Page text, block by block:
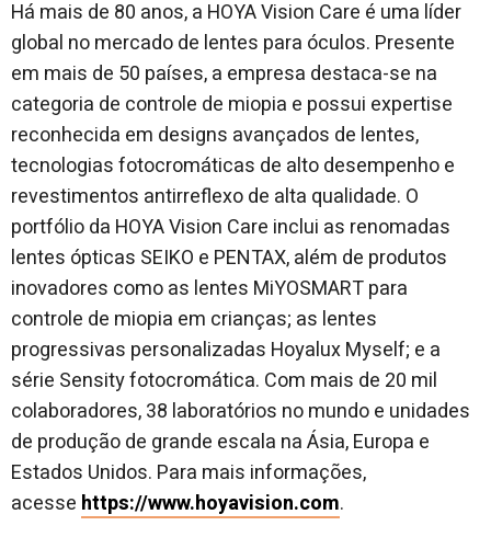
Há mais de 80 anos, a HOYA Vision Care é uma líder
global no mercado de lentes para óculos. Presente
em mais de 50 países, a empresa destaca-se na
categoria de controle de miopia e possui expertise
reconhecida em designs avançados de lentes,
tecnologias fotocromáticas de alto desempenho e
revestimentos antirreflexo de alta qualidade. O
portfólio da HOYA Vision Care inclui as renomadas
lentes ópticas SEIKO e PENTAX, além de produtos
inovadores como as lentes MiYOSMART para
controle de miopia em crianças; as lentes
progressivas personalizadas Hoyalux Myself; e a
série Sensity fotocromática. Com mais de 20 mil
colaboradores, 38 laboratórios no mundo e unidades
de produção de grande escala na Ásia, Europa e
Estados Unidos. Para mais informações,
acesse https://www.hoyavision.com.